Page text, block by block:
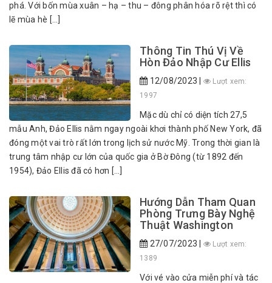
phá. Với bốn mùa xuân – hạ – thu – đông phân hóa rõ rệt thì có
lẽ mùa hè […]
Thông Tin Thú Vị Về
Hòn Đảo Nhập Cư Ellis
12/08/2023 |
Lượt xem:
1997
Mặc dù chỉ có diện tích 27,5
mẫu Anh, Đảo Ellis nằm ngay ngoài khơi thành phố New York, đã
đóng một vai trò rất lớn trong lịch sử nước Mỹ. Trong thời gian là
trung tâm nhập cư lớn của quốc gia ở Bờ Đông (từ 1892 đến
1954), Đảo Ellis đã có hơn […]
Hướng Dẫn Tham Quan
Phòng Trưng Bày Nghệ
Thuật Washington
27/07/2023 |
Lượt xem:
1389
Với vé vào cửa miễn phí và tác